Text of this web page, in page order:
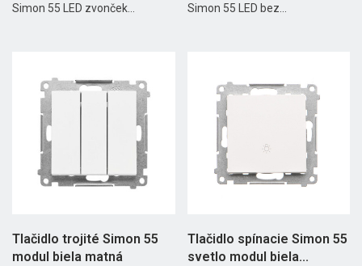
Simon 55 LED zvonček...
Simon 55 LED bez...
Tlačidlo trojité Simon 55
modul biela matná
Tlačidlo spínacie Simon 55
svetlo modul biela...